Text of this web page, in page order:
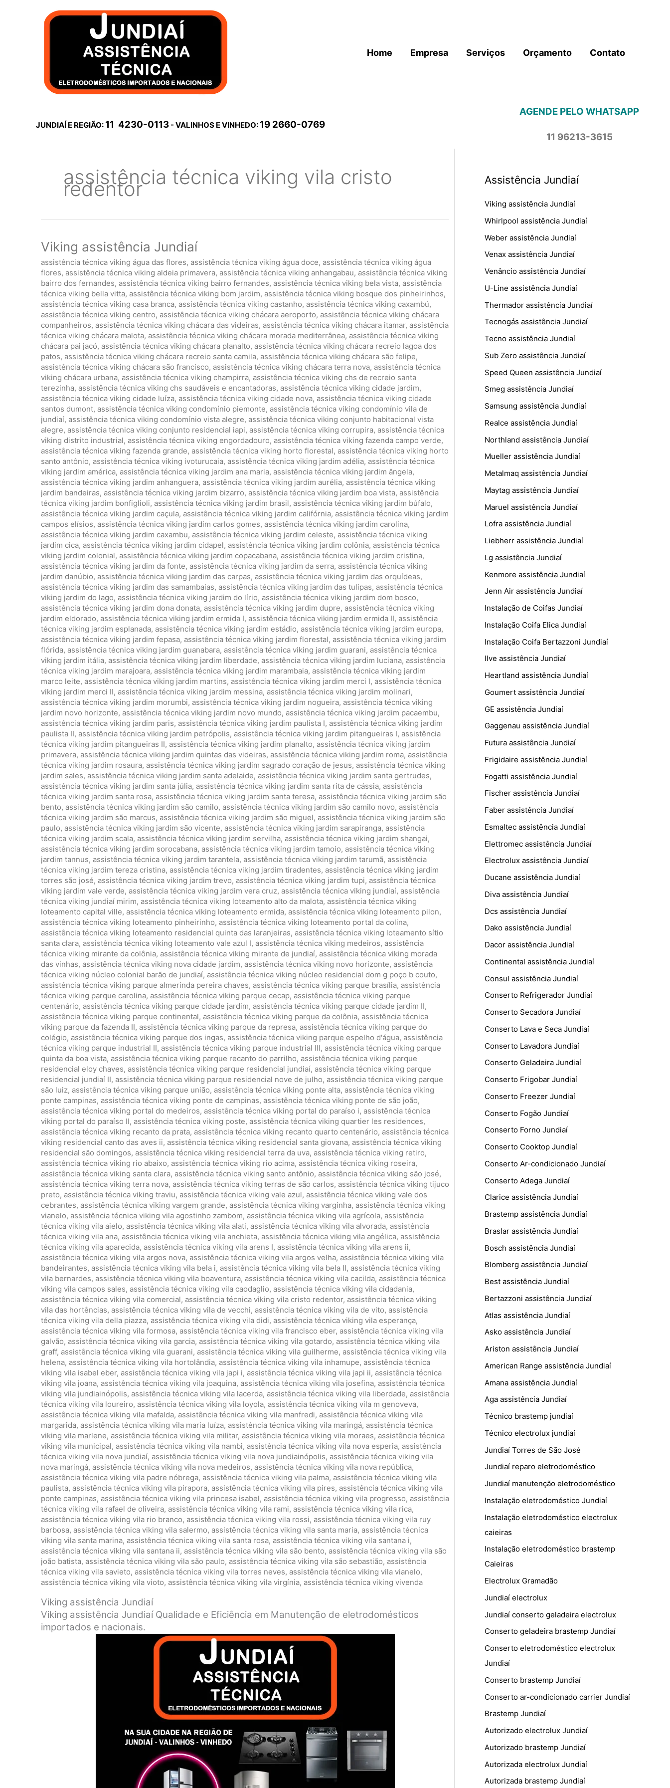
Home Empresa Serviços Orçamento Contato
JUNDIAÍ E REGIÃO: 11 4230-0113 - VALINHOS E VINHEDO: 19 2660-0769
AGENDE PELO WHATSAPP
11 96213-3615
assistência técnica viking vila cristo
redentor
Viking assistência Jundiaí
assistência técnica viking água das flores, assistência técnica viking água doce, assistência técnica viking água
flores, assistência técnica viking aldeia primavera, assistência técnica viking anhangabau, assistência técnica viking
bairro dos fernandes, assistência técnica viking bairro fernandes, assistência técnica viking bela vista, assistência
técnica viking bella vitta, assistência técnica viking bom jardim, assistência técnica viking bosque dos pinheirinhos,
assistência técnica viking casa branca, assistência técnica viking castanho, assistência técnica viking caxambú,
assistência técnica viking centro, assistência técnica viking chácara aeroporto, assistência técnica viking chácara
companheiros, assistência técnica viking chácara das videiras, assistência técnica viking chácara itamar, assistência
técnica viking chácara malota, assistência técnica viking chácara morada mediterrânea, assistência técnica viking
chácara pai jacó, assistência técnica viking chácara planalto, assistência técnica viking chácara recreio lagoa dos
patos, assistência técnica viking chácara recreio santa camila, assistência técnica viking chácara são felipe,
assistência técnica viking chácara são francisco, assistência técnica viking chácara terra nova, assistência técnica
viking chácara urbana, assistência técnica viking champirra, assistência técnica viking chs de recreio santa
terezinha, assistência técnica viking chs saudáveis e encantadoras, assistência técnica viking cidade jardim,
assistência técnica viking cidade luíza, assistência técnica viking cidade nova, assistência técnica viking cidade
santos dumont, assistência técnica viking condomínio piemonte, assistência técnica viking condomínio vila de
jundiaí, assistência técnica viking condomínio vista alegre, assistência técnica viking conjunto habitacional vista
alegre, assistência técnica viking conjunto residencial iapi, assistência técnica viking corrupira, assistência técnica
viking distrito industrial, assistência técnica viking engordadouro, assistência técnica viking fazenda campo verde,
assistência técnica viking fazenda grande, assistência técnica viking horto florestal, assistência técnica viking horto
santo antônio, assistência técnica viking ivoturucaia, assistência técnica viking jardim adélia, assistência técnica
viking jardim américa, assistência técnica viking jardim ana maria, assistência técnica viking jardim ângela,
assistência técnica viking jardim anhanguera, assistência técnica viking jardim aurélia, assistência técnica viking
jardim bandeiras, assistência técnica viking jardim bizarro, assistência técnica viking jardim boa vista, assistência
técnica viking jardim bonfiglioli, assistência técnica viking jardim brasil, assistência técnica viking jardim búfalo,
assistência técnica viking jardim caçula, assistência técnica viking jardim califórnia, assistência técnica viking jardim
campos elísios, assistência técnica viking jardim carlos gomes, assistência técnica viking jardim carolina,
assistência técnica viking jardim caxambu, assistência técnica viking jardim celeste, assistência técnica viking
jardim cica, assistência técnica viking jardim cidapel, assistência técnica viking jardim colônia, assistência técnica
viking jardim colonial, assistência técnica viking jardim copacabana, assistência técnica viking jardim cristina,
assistência técnica viking jardim da fonte, assistência técnica viking jardim da serra, assistência técnica viking
jardim danúbio, assistência técnica viking jardim das carpas, assistência técnica viking jardim das orquídeas,
assistência técnica viking jardim das samambaias, assistência técnica viking jardim das tulipas, assistência técnica
viking jardim do lago, assistência técnica viking jardim do lírio, assistência técnica viking jardim dom bosco,
assistência técnica viking jardim dona donata, assistência técnica viking jardim dupre, assistência técnica viking
jardim eldorado, assistência técnica viking jardim ermida I, assistência técnica viking jardim ermida II, assistência
técnica viking jardim esplanada, assistência técnica viking jardim estádio, assistência técnica viking jardim europa,
assistência técnica viking jardim fepasa, assistência técnica viking jardim florestal, assistência técnica viking jardim
flórida, assistência técnica viking jardim guanabara, assistência técnica viking jardim guarani, assistência técnica
viking jardim itália, assistência técnica viking jardim liberdade, assistência técnica viking jardim luciana, assistência
técnica viking jardim marajoara, assistência técnica viking jardim marambaia, assistência técnica viking jardim
marco leite, assistência técnica viking jardim martins, assistência técnica viking jardim merci I, assistência técnica
viking jardim merci II, assistência técnica viking jardim messina, assistência técnica viking jardim molinari,
assistência técnica viking jardim morumbi, assistência técnica viking jardim nogueira, assistência técnica viking
jardim novo horizonte, assistência técnica viking jardim novo mundo, assistência técnica viking jardim pacaembu,
assistência técnica viking jardim paris, assistência técnica viking jardim paulista I, assistência técnica viking jardim
paulista II, assistência técnica viking jardim petrópolis, assistência técnica viking jardim pitangueiras I, assistência
técnica viking jardim pitangueiras II, assistência técnica viking jardim planalto, assistência técnica viking jardim
primavera, assistência técnica viking jardim quintas das videiras, assistência técnica viking jardim roma, assistência
técnica viking jardim rosaura, assistência técnica viking jardim sagrado coração de jesus, assistência técnica viking
jardim sales, assistência técnica viking jardim santa adelaide, assistência técnica viking jardim santa gertrudes,
assistência técnica viking jardim santa júlia, assistência técnica viking jardim santa rita de cássia, assistência
técnica viking jardim santa rosa, assistência técnica viking jardim santa teresa, assistência técnica viking jardim são
bento, assistência técnica viking jardim são camilo, assistência técnica viking jardim são camilo novo, assistência
técnica viking jardim são marcus, assistência técnica viking jardim são miguel, assistência técnica viking jardim são
paulo, assistência técnica viking jardim são vicente, assistência técnica viking jardim sarapiranga, assistência
técnica viking jardim scala, assistência técnica viking jardim servilha, assistência técnica viking jardim shangai,
assistência técnica viking jardim sorocabana, assistência técnica viking jardim tamoio, assistência técnica viking
jardim tannus, assistência técnica viking jardim tarantela, assistência técnica viking jardim tarumã, assistência
técnica viking jardim tereza cristina, assistência técnica viking jardim tiradentes, assistência técnica viking jardim
torres são josé, assistência técnica viking jardim trevo, assistência técnica viking jardim tupi, assistência técnica
viking jardim vale verde, assistência técnica viking jardim vera cruz, assistência técnica viking jundiaí, assistência
técnica viking jundiaí mirim, assistência técnica viking loteamento alto da malota, assistência técnica viking
loteamento capital ville, assistência técnica viking loteamento ermida, assistência técnica viking loteamento pilon,
assistência técnica viking loteamento pinheirinho, assistência técnica viking loteamento portal da colina,
assistência técnica viking loteamento residencial quinta das laranjeiras, assistência técnica viking loteamento sítio
santa clara, assistência técnica viking loteamento vale azul I, assistência técnica viking medeiros, assistência
técnica viking mirante da colônia, assistência técnica viking mirante de jundiaí, assistência técnica viking morada
das vinhas, assistência técnica viking nova cidade jardim, assistência técnica viking novo horizonte, assistência
técnica viking núcleo colonial barão de jundiaí, assistência técnica viking núcleo residencial dom g poço b couto,
assistência técnica viking parque almerinda pereira chaves, assistência técnica viking parque brasília, assistência
técnica viking parque carolina, assistência técnica viking parque cecap, assistência técnica viking parque
centenário, assistência técnica viking parque cidade jardim, assistência técnica viking parque cidade jardim II,
assistência técnica viking parque continental, assistência técnica viking parque da colônia, assistência técnica
viking parque da fazenda II, assistência técnica viking parque da represa, assistência técnica viking parque do
colégio, assistência técnica viking parque dos ingas, assistência técnica viking parque espelho d'água, assistência
técnica viking parque industrial II, assistência técnica viking parque industrial III, assistência técnica viking parque
quinta da boa vista, assistência técnica viking parque recanto do parrilho, assistência técnica viking parque
residencial eloy chaves, assistência técnica viking parque residencial jundiaí, assistência técnica viking parque
residencial jundiaí II, assistência técnica viking parque residencial nove de julho, assistência técnica viking parque
são luiz, assistência técnica viking parque união, assistência técnica viking ponte alta, assistência técnica viking
ponte campinas, assistência técnica viking ponte de campinas, assistência técnica viking ponte de são joão,
assistência técnica viking portal do medeiros, assistência técnica viking portal do paraíso i, assistência técnica
viking portal do paraíso II, assistência técnica viking poste, assistência técnica viking quartier les residences,
assistência técnica viking recanto da prata, assistência técnica viking recanto quarto centenário, assistência técnica
viking residencial canto das aves ii, assistência técnica viking residencial santa giovana, assistência técnica viking
residencial são domingos, assistência técnica viking residencial terra da uva, assistência técnica viking retiro,
assistência técnica viking rio abaixo, assistência técnica viking rio acima, assistência técnica viking roseira,
assistência técnica viking santa clara, assistência técnica viking santo antônio, assistência técnica viking são josé,
assistência técnica viking terra nova, assistência técnica viking terras de são carlos, assistência técnica viking tijuco
preto, assistência técnica viking traviu, assistência técnica viking vale azul, assistência técnica viking vale dos
cebrantes, assistência técnica viking vargem grande, assistência técnica viking varginha, assistência técnica viking
vianelo, assistência técnica viking vila agostinho zambom, assistência técnica viking vila agrícola, assistência
técnica viking vila aielo, assistência técnica viking vila alati, assistência técnica viking vila alvorada, assistência
técnica viking vila ana, assistência técnica viking vila anchieta, assistência técnica viking vila angélica, assistência
técnica viking vila aparecida, assistência técnica viking vila arens I, assistência técnica viking vila arens ii,
assistência técnica viking vila argos nova, assistência técnica viking vila argos velha, assistência técnica viking vila
bandeirantes, assistência técnica viking vila bela i, assistência técnica viking vila bela II, assistência técnica viking
vila bernardes, assistência técnica viking vila boaventura, assistência técnica viking vila cacilda, assistência técnica
viking vila campos sales, assistência técnica viking vila caodaglio, assistência técnica viking vila cidadania,
assistência técnica viking vila comercial, assistência técnica viking vila cristo redentor, assistência técnica viking
vila das hortências, assistência técnica viking vila de vecchi, assistência técnica viking vila de vito, assistência
técnica viking vila della piazza, assistência técnica viking vila didi, assistência técnica viking vila esperança,
assistência técnica viking vila formosa, assistência técnica viking vila francisco eber, assistência técnica viking vila
galvão, assistência técnica viking vila garcia, assistência técnica viking vila gotardo, assistência técnica viking vila
graff, assistência técnica viking vila guarani, assistência técnica viking vila guilherme, assistência técnica viking vila
helena, assistência técnica viking vila hortolândia, assistência técnica viking vila inhamupe, assistência técnica
viking vila isabel eber, assistência técnica viking vila japi i, assistência técnica viking vila japi ii, assistência técnica
viking vila joana, assistência técnica viking vila joaquina, assistência técnica viking vila josefina, assistência técnica
viking vila jundiainópolis, assistência técnica viking vila lacerda, assistência técnica viking vila liberdade, assistência
técnica viking vila loureiro, assistência técnica viking vila loyola, assistência técnica viking vila m genoveva,
assistência técnica viking vila mafalda, assistência técnica viking vila manfredi, assistência técnica viking vila
margarida, assistência técnica viking vila maria luíza, assistência técnica viking vila maringá, assistência técnica
viking vila marlene, assistência técnica viking vila militar, assistência técnica viking vila moraes, assistência técnica
viking vila municipal, assistência técnica viking vila nambi, assistência técnica viking vila nova esperia, assistência
técnica viking vila nova jundiaí, assistência técnica viking vila nova jundiainópolis, assistência técnica viking vila
nova maringá, assistência técnica viking vila nova medeiros, assistência técnica viking vila nova república,
assistência técnica viking vila padre nóbrega, assistência técnica viking vila palma, assistência técnica viking vila
paulista, assistência técnica viking vila pirapora, assistência técnica viking vila pires, assistência técnica viking vila
ponte campinas, assistência técnica viking vila princesa isabel, assistência técnica viking vila progresso, assistência
técnica viking vila rafael de oliveira, assistência técnica viking vila rami, assistência técnica viking vila rica,
assistência técnica viking vila rio branco, assistência técnica viking vila rossi, assistência técnica viking vila ruy
barbosa, assistência técnica viking vila salermo, assistência técnica viking vila santa maria, assistência técnica
viking vila santa marina, assistência técnica viking vila santa rosa, assistência técnica viking vila santana i,
assistência técnica viking vila santana ii, assistência técnica viking vila são bento, assistência técnica viking vila são
joão batista, assistência técnica viking vila são paulo, assistência técnica viking vila são sebastião, assistência
técnica viking vila savieto, assistência técnica viking vila torres neves, assistência técnica viking vila vianelo,
assistência técnica viking vila vioto, assistência técnica viking vila virgínia, assistência técnica viking vivenda
Viking assistência Jundiaí
Viking assistência Jundiaí Qualidade e Eficiência em Manutenção de eletrodomésticos
importados e nacionais.
Assistência Jundiaí
Viking assistência Jundiaí
Whirlpool assistência Jundiaí
Weber assistência Jundiaí
Venax assistência Jundiaí
Venâncio assistência Jundiaí
U-Line assistência Jundiaí
Thermador assistência Jundiaí
Tecnogás assistência Jundiaí
Tecno assistência Jundiaí
Sub Zero assistência Jundiaí
Speed Queen assistência Jundiaí
Smeg assistência Jundiaí
Samsung assistência Jundiaí
Realce assistência Jundiaí
Northland assistência Jundiaí
Mueller assistência Jundiaí
Metalmaq assistência Jundiaí
Maytag assistência Jundiaí
Maruel assistência Jundiaí
Lofra assistência Jundiaí
Liebherr assistência Jundiaí
Lg assistência Jundiaí
Kenmore assistência Jundiaí
Jenn Air assistência Jundiaí
Instalação de Coifas Jundiaí
Instalação Coifa Elica Jundiaí
Instalação Coifa Bertazzoni Jundiaí
Ilve assistência Jundiaí
Heartland assistência Jundiaí
Goumert assistência Jundiaí
GE assistência Jundiaí
Gaggenau assistência Jundiaí
Futura assistência Jundiaí
Frigidaire assistência Jundiaí
Fogatti assistência Jundiaí
Fischer assistência Jundiaí
Faber assistência Jundiaí
Esmaltec assistência Jundiaí
Elettromec assistência Jundiaí
Electrolux assistência Jundiaí
Ducane assistência Jundiaí
Diva assistência Jundiaí
Dcs assistência Jundiaí
Dako assistência Jundiaí
Dacor assistência Jundiaí
Continental assistência Jundiaí
Consul assistência Jundiaí
Conserto Refrigerador Jundiaí
Conserto Secadora Jundiaí
Conserto Lava e Seca Jundiaí
Conserto Lavadora Jundiaí
Conserto Geladeira Jundiaí
Conserto Frigobar Jundiaí
Conserto Freezer Jundiaí
Conserto Fogão Jundiaí
Conserto Forno Jundiaí
Conserto Cooktop Jundiaí
Conserto Ar-condicionado Jundiaí
Conserto Adega Jundiaí
Clarice assistência Jundiaí
Brastemp assistência Jundiaí
Braslar assistência Jundiaí
Bosch assistência Jundiaí
Blomberg assistência Jundiaí
Best assistência Jundiaí
Bertazzoni assistência Jundiaí
Atlas assistência Jundiaí
Asko assistência Jundiaí
Ariston assistência Jundiaí
American Range assistência Jundiaí
Amana assistência Jundiaí
Aga assistência Jundiaí
Técnico brastemp jundiaí
Técnico electrolux jundiaí
Jundiaí Torres de São José
Jundiaí reparo eletrodoméstico
Jundiaí manutenção eletrodoméstico
Instalação eletrodoméstico Jundiaí
Instalação eletrodoméstico electrolux
caieiras
Instalação eletrodoméstico brastemp
Caieiras
Electrolux Gramadão
Jundiaí electrolux
Jundiaí conserto geladeira electrolux
Conserto geladeira brastemp Jundiaí
Conserto eletrodoméstico electrolux
Jundiaí
Conserto brastemp Jundiaí
Conserto ar-condicionado carrier Jundiaí
Brastemp Jundiaí
Autorizado electrolux Jundiaí
Autorizado brastemp Jundiaí
Autorizada electrolux Jundiaí
Autorizada brastemp Jundiaí